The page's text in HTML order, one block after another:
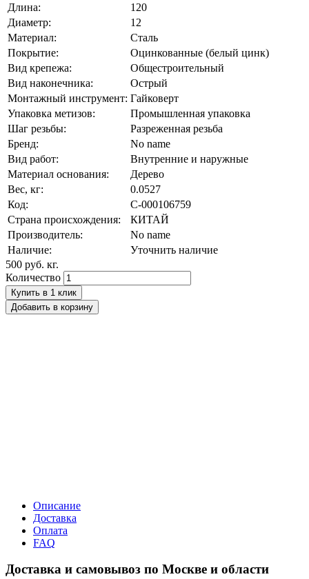
Длина:
120
Диаметр:
12
Материал:
Сталь
Покрытие:
Оцинкованные (белый цинк)
Вид крепежа:
Общестроительный
Вид наконечника:
Острый
Монтажный инструмент: Гайковерт
Упаковка метизов:
Промышленная упаковка
Шаг резьбы:
Разреженная резьба
Бренд:
No name
Вид работ:
Внутренние и наружные
Материал основания:
Дерево
Вес, кг:
0.0527
Код:
С-000106759
Страна происхождения:
КИТАЙ
Производитель:
No name
Наличие:
Уточнить наличие
500 руб. кг.
Количество
Купить в 1 клик
Добавить в корзину
Описание
Доставка
Оплата
FAQ
Доставка и самовывоз по Москве и области